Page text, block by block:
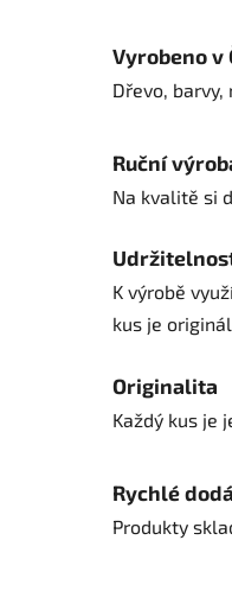
Vyrobeno v
Dřevo, barvy,
Ruční
Na kvalitě si
K výrobě
kus je
Originalita
Každý kus je
Rychlé
Produkty